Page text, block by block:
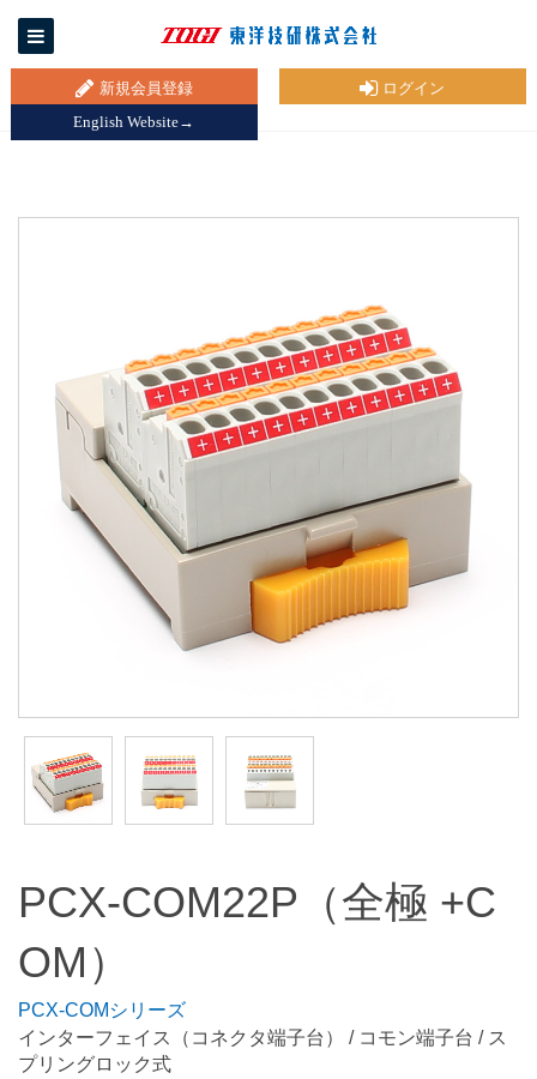
新規会員登録
ログイン
English Website→
PCX-COM22P（全極 +C
OM）
PCX-COMシリーズ
インターフェイス（コネクタ端子台） / コモン端子台 / ス
プリングロック式